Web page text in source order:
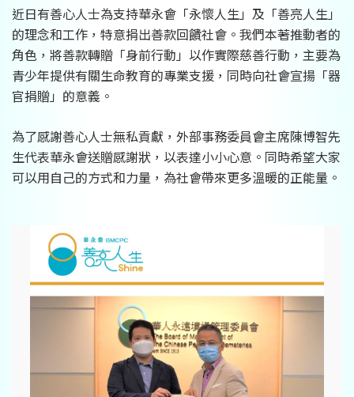
近日有善心人士為支持華永會「永懷人生」及「善亮人生」
的理念和工作，特意捐出善款回饋社會。我們本著推動者的
角色，將善款轉贈「身前行動」以作實際慈善行動，主要為
青少年提供有關生命教育的專業支援，同時向社會宣揚「器
官捐贈」的意義。
為了感謝善心人士無私貢獻，外部事務委員會主席陳博智先
生代表華永會送贈感謝狀，以表達小小心意。同時希望大家
可以用自己的方式和力量，為社會帶來更多溫暖的正能量。